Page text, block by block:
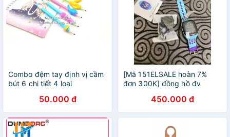
Combo đệm tay định vị cầm
bút 6 chi tiết 4 loại
50.000 đ
[Mã 151ELSALE hoàn 7%
đơn 300K] đồng hồ đv
nhỏ gọn).450.000 đ